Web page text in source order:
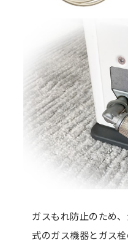
ガスもれ防止のため
式のガス機器とガス